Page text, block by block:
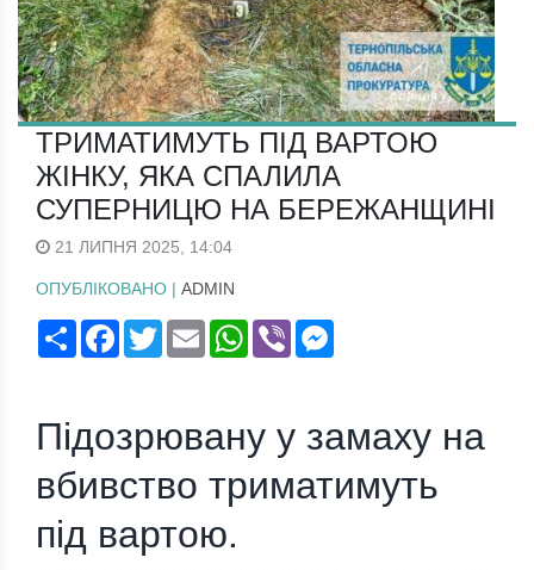
ТРИМАТИМУТЬ ПІД ВАРТОЮ
ЖІНКУ, ЯКА СПАЛИЛА
СУПЕРНИЦЮ НА БЕРЕЖАНЩИНІ
21 ЛИПНЯ 2025, 14:04
ОПУБЛІКОВАНО | ADMIN
ПоширитиFacebook
TwitterEmail WhatsApp
Viber
Підозрювану у замаху на
вбивство триматимуть
під вартою.